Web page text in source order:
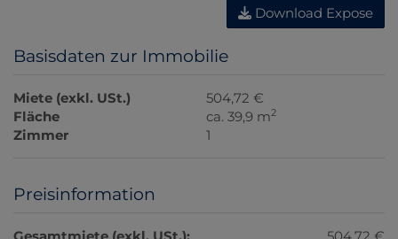
Download Expose
Basisdaten zur Immobilie
Miete (exkl. USt.)
504,72 €
Fläche
ca. 39,9 m2
Zimmer 1
Preisinformation